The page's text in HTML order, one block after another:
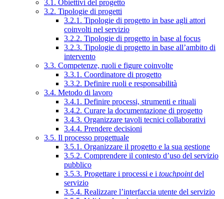
3.1. Obiettivi del progetto
3.2. Tipologie di progetti
3.2.1. Tipologie di progetto in base agli attori
coinvolti nel servizio
3.2.2. Tipologie di progetto in base al focus
3.2.3. Tipologie di progetto in base all’ambito di
intervento
3.3. Competenze, ruoli e figure coinvolte
3.3.1. Coordinatore di progetto
3.3.2. Definire ruoli e responsabilità
3.4. Metodo di lavoro
3.4.1. Definire processi, strumenti e rituali
3.4.2. Curare la documentazione di progetto
3.4.3. Organizzare tavoli tecnici collaborativi
3.4.4. Prendere decisioni
3.5. Il processo progettuale
3.5.1. Organizzare il progetto e la sua gestione
3.5.2. Comprendere il contesto d’uso del servizio
pubblico
3.5.3. Progettare i processi e i touchpointdel
servizio
3.5.4. Realizzare l’interfaccia utente del servizio